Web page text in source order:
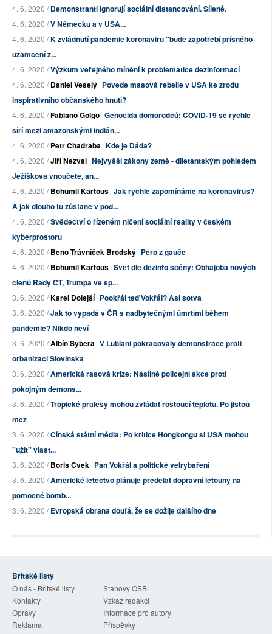
4. 6. 2020 /Demonstranti ignorují sociální distancování. Šílené.
4. 6. 2020 /V Německu a v USA...
4. 6. 2020 /K zvládnutí pandemie koronaviru "bude zapotřebí přísného
uzamčení z...
4. 6. 2020 /Výzkum veřejného mínění k problematice dezinformací
4. 6. 2020 /Daniel Veselý Povede masová rebelie v USA ke zrodu
inspirativního občanského hnutí?
4. 6. 2020 /Fabiano Golgo Genocida domorodců: COVID-19 se rychle
šíří mezi amazonskými indián...
4. 6. 2020 /Petr Chadraba Kde je Dáda?
4. 6. 2020 /Jiří Nezval Nejvyšší zákony země - diletantským pohledem
Ježíškova vnoučete, an...
4. 6. 2020 /Bohumil Kartous Jak rychle zapomínáme na koronavirus?
A jak dlouho tu zůstane v pod...
4. 6. 2020 /Svědectví o řízeném ničení sociální reality v českém
kyberprostoru
4. 6. 2020 /Beno Trávníček Brodský Péro z gauče
4. 6. 2020 /Bohumil Kartous Svět dle dezinfo scény: Obhajoba nových
členů Rady ČT, Trumpa ve sp...
3. 6. 2020 /Karel Dolejší Pookřál teď Vokřál? Asi sotva
3. 6. 2020 /Jak to vypadá v ČR s nadbytečnými úmrtími během
pandemie? Nikdo neví
3. 6. 2020 /Albín Sybera V Lublani pokračovaly demonstrace proti
orbanizaci Slovinska
3. 6. 2020 /Americká rasová krize: Násilné policejní akce proti
pokojným demons...
3. 6. 2020 /Tropické pralesy mohou zvládat rostoucí teplotu. Po jistou
mez
3. 6. 2020 /Čínská státní média: Po kritice Hongkongu si USA mohou
"užít" vlast...
3. 6. 2020 /Boris Cvek Pan Vokřál a politické velrybaření
3. 6. 2020 /Americké letectvo plánuje předělat dopravní letouny na
pomocné bomb...
3. 6. 2020 /Evropská obrana doufá, že se dožije dalšího dne
Britské listy
O nás - Britské listy
Stanovy OSBL
Kontakty
Vzkaz redakci
Opravy
Informace pro autory
Reklama
Příspěvky